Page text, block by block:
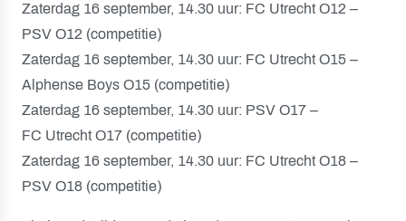
Zaterdag 16 september, 14.30 uur: FC Utrecht O12 –
PSV O12 (competitie)
Zaterdag 16 september, 14.30 uur: FC Utrecht O15 –
Alphense Boys O15 (competitie)
Zaterdag 16 september, 14.30 uur: PSV O17 –
FC Utrecht O17 (competitie)
Zaterdag 16 september, 14.30 uur: FC Utrecht O18 –
PSV O18 (competitie)